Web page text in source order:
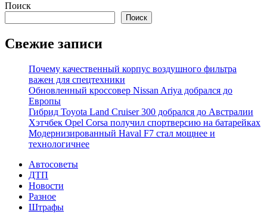
Поиск
Поиск
Свежие записи
Почему качественный корпус воздушного фильтра
важен для спецтехники
Обновленный кроссовер Nissan Ariya добрался до
Европы
Гибрид Toyota Land Cruiser 300 добрался до Австралии
Хэтчбек Opel Corsa получил спортверсию на батарейках
Модернизированный Haval F7 стал мощнее и
технологичнее
Автосоветы
ДТП
Новости
Разное
Штрафы